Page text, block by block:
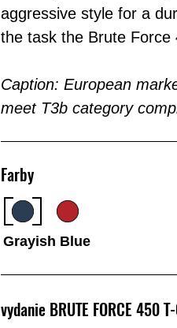
aggressive style for a
the task the Brute Force
Caption: European
meet T3b category
Farby
Grayish Blue
vydanie BRUTE FORCE 450